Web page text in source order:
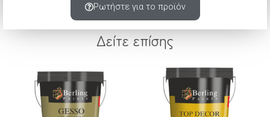
Ρωτήστε για το προϊόν
Δείτε επίσης